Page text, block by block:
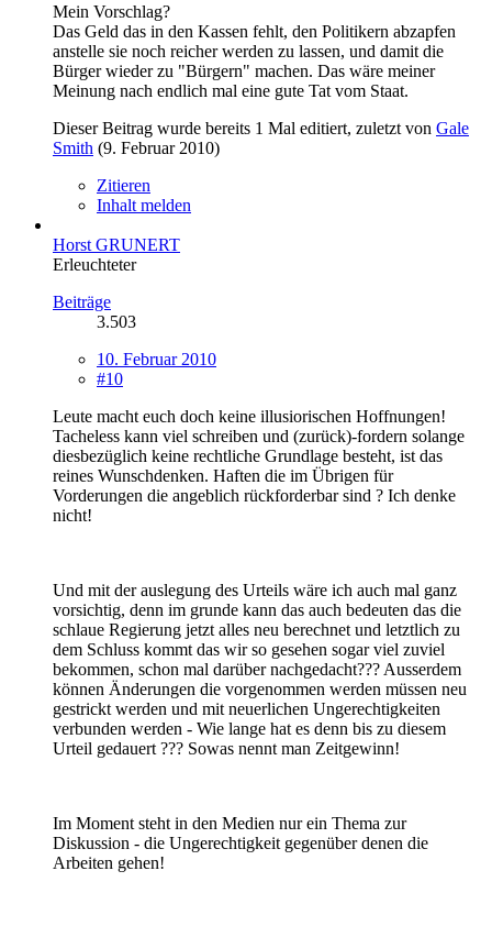
Mein Vorschlag?
Das Geld das in den Kassen fehlt, den Politikern abzapfen
anstelle sie noch reicher werden zu lassen, und damit die
Bürger wieder zu "Bürgern" machen. Das wäre meiner
Meinung nach endlich mal eine gute Tat vom Staat.
Dieser Beitrag wurde bereits 1 Mal editiert, zuletzt von Gale
Smith (9. Februar 2010)
Zitieren
Inhalt melden
Horst GRUNERT
Erleuchteter
Beiträge
3.503
10. Februar 2010
#10
Leute macht euch doch keine illusiorischen Hoffnungen!
Tacheless kann viel schreiben und (zurück)-fordern solange
diesbezüglich keine rechtliche Grundlage besteht, ist das
reines Wunschdenken. Haften die im Übrigen für
Vorderungen die angeblich rückforderbar sind ? Ich denke
nicht!
Und mit der auslegung des Urteils wäre ich auch mal ganz
vorsichtig, denn im grunde kann das auch bedeuten das die
schlaue Regierung jetzt alles neu berechnet und letztlich zu
dem Schluss kommt das wir so gesehen sogar viel zuviel
bekommen, schon mal darüber nachgedacht??? Ausserdem
können Änderungen die vorgenommen werden müssen neu
gestrickt werden und mit neuerlichen Ungerechtigkeiten
verbunden werden - Wie lange hat es denn bis zu diesem
Urteil gedauert ??? Sowas nennt man Zeitgewinn!
Im Moment steht in den Medien nur ein Thema zur
Diskussion - die Ungerechtigkeit gegenüber denen die
Arbeiten gehen!